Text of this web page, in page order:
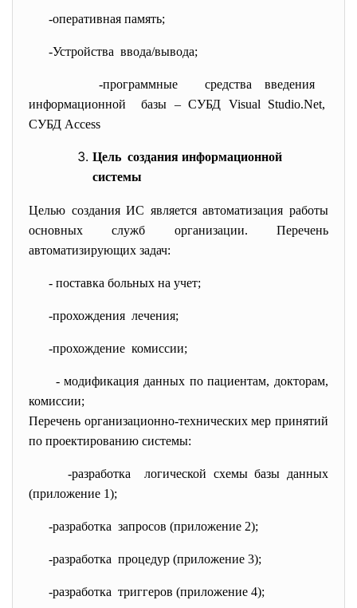
-оперативная память;
-Устройства ввода/вывода;
-программные средства введения
информационной базы – СУБД Visual Studio.Net,
СУБД Acсess
Цель создания информационной
системы
Целью создания ИС является автоматизация работы
основных служб организации. Перечень
автоматизирующих задач:
- поставка больных на учет;
-прохождения лечения;
-прохождение комиссии;
- модификация данных попациентам, докторам,
комиссии;
Перечень организационно-технических мер принятий
по проектированию системы:
-разработка логической схемы базы данных
(приложение 1);
-разработка запросов (приложение 2);
-разработка процедур (приложение 3);
-разработка триггеров (приложение 4);